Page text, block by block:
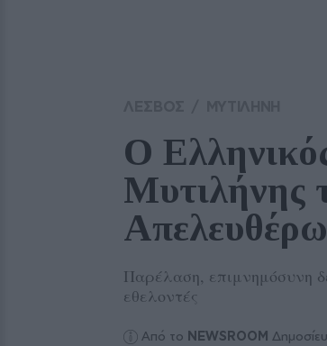
Ο
Μυτιλήνης
Παρέλαση, επιμνημόσυνη
εθελοντές
Από το NEWSROOM